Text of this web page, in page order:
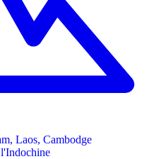
Laos, Cambodge